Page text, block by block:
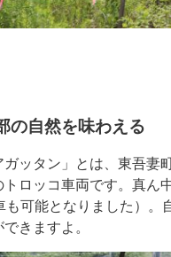
の自然を味わえる
ッタン」とは、東吾
ロッコ車両です。真
可能となりました）
きますよ。